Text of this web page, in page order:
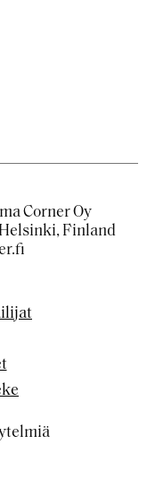
Corner Oy
Finland